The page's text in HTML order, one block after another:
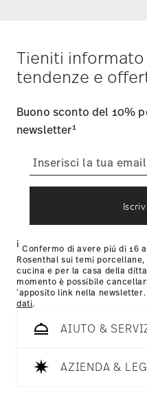
Tieniti
tendenze e
Buono sconto del 10%
newsletter1
i Confermo di avere piú di 16
Rosenthal sui temi
cucina e per la casa della
momento è possibile
´apposito link nella
dati.
AIUTO &
AZIENDA &